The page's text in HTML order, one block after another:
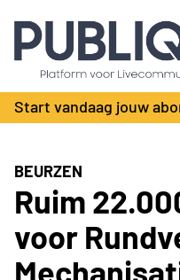
Industry Dashboard
Vacatures
Kalender
Producten
Bedrijvengids
Locatie Finder
Contact
Over ons
Adverteren
Abonnementen
Start vandaag jouw
BEURZEN
Ruim
voor